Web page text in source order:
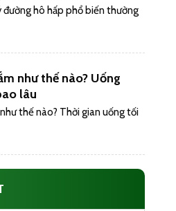
đường hô hấp phổ biến thường
như thế nào? Uống
lâu
thế nào? Thời gian uống tối